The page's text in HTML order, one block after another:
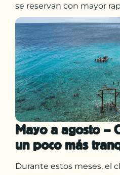
se reservan con mayor
Mayo a agosto –
un poco más
Durante estos meses, el